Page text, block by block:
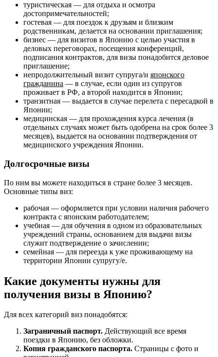
туристическая — для отдыха и осмотра
достопримечательностей;
гостевая — для поездок к друзьям и близким
родственникам, делается на основании приглашения;
бизнес — для визитов в Японию с целью участия в
деловых переговорах, посещения конференций,
подписания контрактов, для визы понадобится деловое
приглашение;
непродолжительный визит супруга/и японского
гражданина — в случае, если один из супругов
проживает в РФ, а второй находится в Японии;
транзитная — выдается в случае перелета с пересадкой в
Японии;
медицинская — для прохождения курса лечения (в
отдельных случаях может быть одобрена на срок более 3
месяцев), выдается на основании подтверждения от
медицинского учреждения Японии.
Долгосрочные визы
По ним вы можете находиться в стране более 3 месяцев.
Основные типы виз:
рабочая — оформляется при условии наличия рабочего
контракта с японским работодателем;
учебная — для обучения в одном из образовательных
учреждений страны, основанием для выдачи визы
служит подтверждение о зачислении;
семейная — для переезда к уже проживающему на
территории Японии супругу/е.
Какие документы нужны для
получения визы в Японию?
Для всех категорий виз понадобятся:
Заграничный паспорт. Действующий все время
поездки в Японию, без обложки.
Копия гражданского паспорта. Страницы с фото и